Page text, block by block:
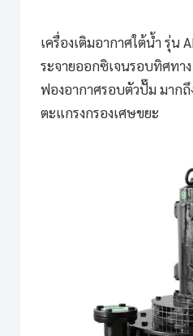
เครื่องเติมอากาศใต้น้ำ รุ่น
ระจายออกซิเจนรอบทิศทา
ฟองอากาศรอบตัวปั๊ม มากถึ
ตะแกรงกรองเศษขยะ